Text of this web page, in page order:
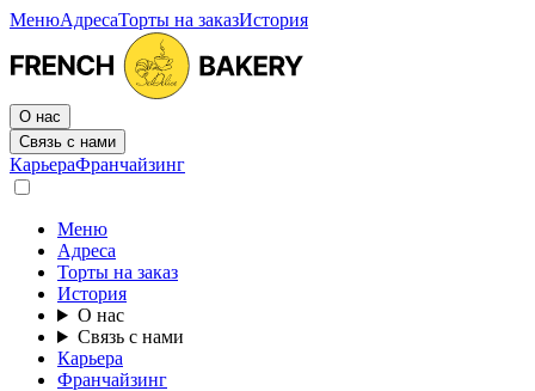
МенюАдресаТорты на заказИстория
О нас
Связь с нами
КарьераФранчайзинг
Меню
Адреса
Торты на заказ
История
О нас
Связь с нами
Карьера
Франчайзинг